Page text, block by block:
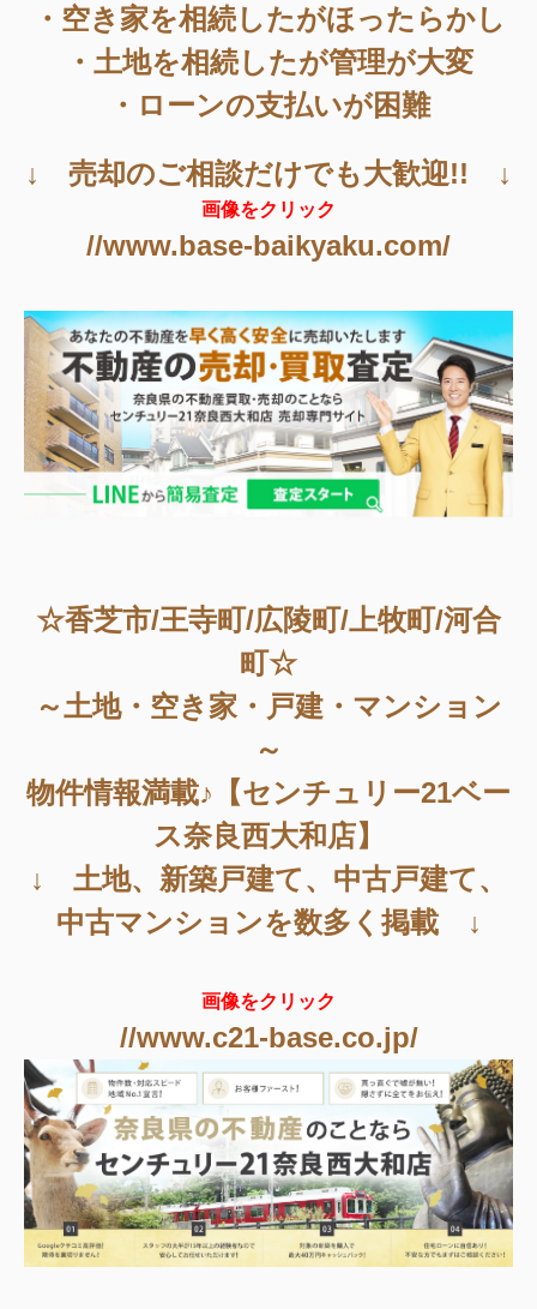
・空き家を相続したがほったらかし
・土地を相続したが管理が大変
・ローンの支払いが困難
↓ 売却のご相談だけでも大歓迎!! ↓
画像をクリック
//www.base-baikyaku.com/
☆香芝市/王寺町/広陵町/上牧町/河合
町☆
～土地・空き家・戸建・マンション
～
物件情報満載♪【センチュリー21ベー
ス奈良西大和店】
↓ 土地、新築戸建て、中古戸建て、
中古マンションを数多く掲載 ↓
画像をクリック
//www.c21-base.co.jp/